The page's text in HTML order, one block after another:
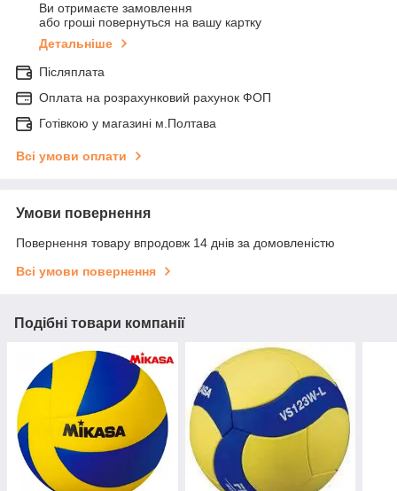
Ви отримаєте замовлення
або гроші повернуться на вашу картку
Детальніше
Післяплата
Оплата на розрахунковий рахунок ФОП
Готівкою у магазині м.Полтава
Всі умови оплати
Умови повернення
Повернення товару впродовж 14 днів за домовленістю
Всі умови повернення
Подібні товари компанії